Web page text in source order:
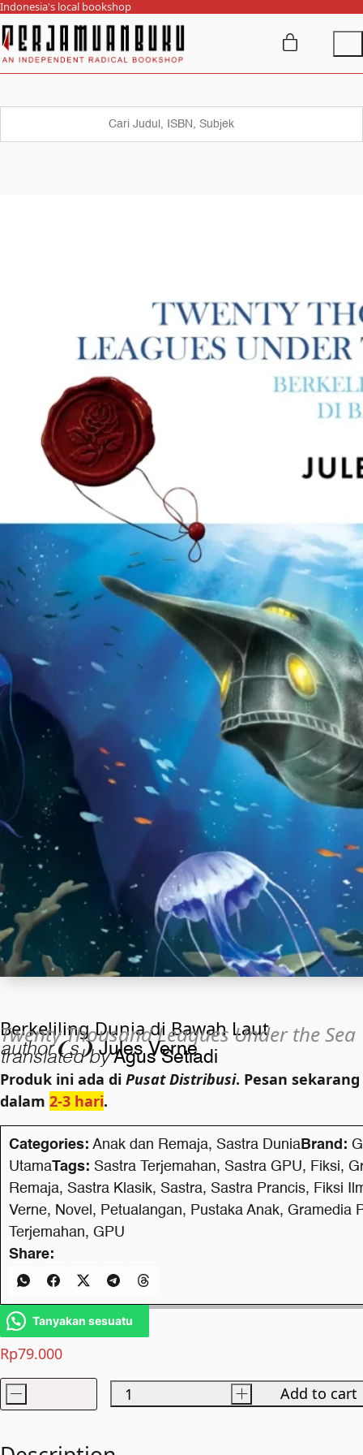
Indonesia's local bookshop
Berkeliling Dunia di Bawah Laut
Twenty Thousand Leagues Under the Sea
author❨s❩ Jules Verne
translated by Agus Setiadi
Rp79.000
Produk ini ada di Pusat Distribusi. Pesan
dalam 2-3 hari.
Berkeliling
di
- + Add to cart
Categories: Anak dan Remaja, Sastra Dunia Brand:
UtamaTags: Sastra Terjemahan, Sastra GPU, Fiksi,
Remaja, Sastra Klasik, Sastra, Sastra Prancis, Fiksi
Verne, Novel , Petualangan, Pustaka Anak, Gramedia
Terjemahan, GPU
Share:
Tanyakan sesuatu